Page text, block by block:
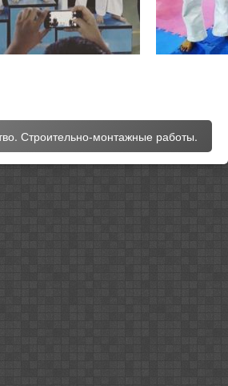
Строительно-монтажные работы.